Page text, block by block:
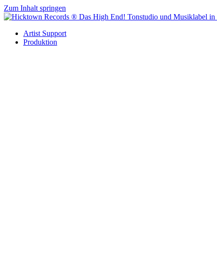
Zum Inhalt springen
Artist Support
Produktion